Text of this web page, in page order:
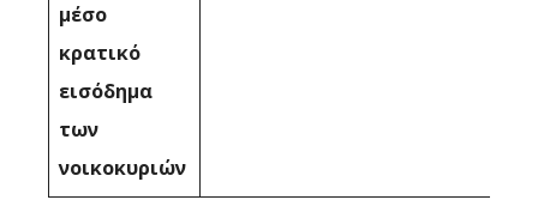
μέσο
κρατικό
εισόδημα
των
νοικοκυριών